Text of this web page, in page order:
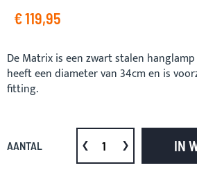
€ 119,95
De Matrix is een zwart stalen
heeft een diameter van 34cm en is
fitting.
AANTAL IN